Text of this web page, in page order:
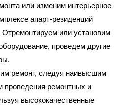
или изменим интерьерное
апарт-резиденций
или установим
проведем другие
ремонт, следуя наивысшим
проведения ремонтных и
высококачественные